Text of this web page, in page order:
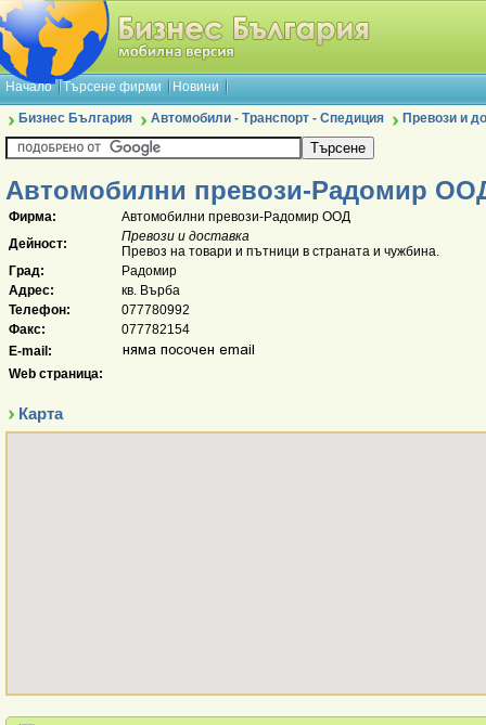
Начало Търсене фирми Новини
Бизнес България Автомобили - Транспорт - Спедиция Превози и
Автомобилни превози-Радомир
Фирма:
Автомобилни превози-Радомир ООД
Дейност:
Превози и доставка
Превоз на товари и пътници в страната и чужбина.
Град:
Радомир
Адрес:
кв. Върба
Телефон:
077780992
Факс:
077782154
E-mail:
Web страница:
Карта